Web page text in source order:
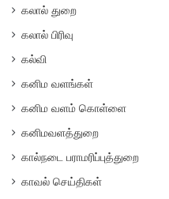
கலால் துறை
கலால் பிரிவு
கல்வி
கனிம வளங்கள்
கனிம வளம் கொள்ளை
கனிமவளத்துறை
கால்நடை பராமரிப்புத்துறை
காவல் செய்திகள்